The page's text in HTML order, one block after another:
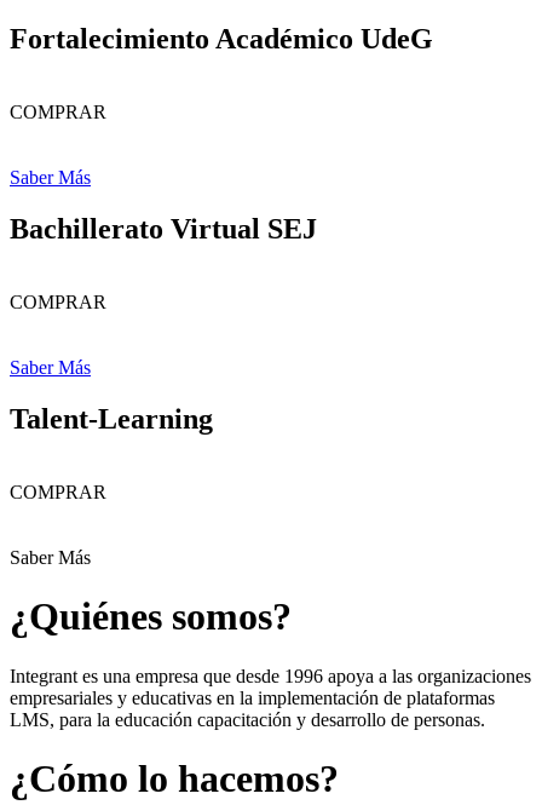
Fortalecimiento Académico UdeG
COMPRAR
Saber Más
Bachillerato Virtual SEJ
COMPRAR
Saber Más
Talent-Learning
COMPRAR
Saber Más
¿Quiénes somos?
Integrant es una empresa que desde 1996 apoya a las organizaciones
empresariales y educativas en la implementación de plataformas
LMS, para la educación capacitación y desarrollo de personas.
¿Cómo lo hacemos?